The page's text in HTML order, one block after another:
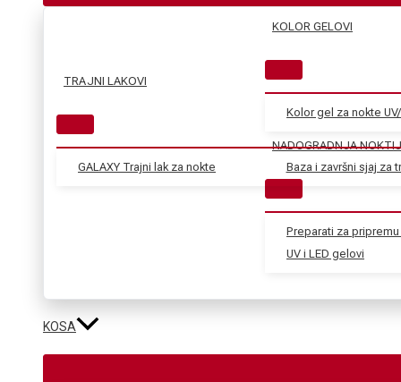
TRAJNI LAKOVI
GALAXY Trajni lak za nokte Baza i završni sjaj za
KOLOR GELOVI
Kolor gel za nokte
NADOGRADNJA
Preparati za pripremu
UV i LED gelovi
KOSA